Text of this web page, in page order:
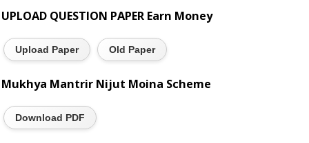
UPLOAD QUESTION PAPER Earn Money
Upload Paper Old Paper
Mukhya Mantrir Nijut Moina Scheme
Download PDF